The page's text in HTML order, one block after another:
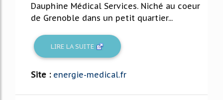
Dauphine Médical Services. Niché au coeur
de Grenoble dans un petit quartier...
LIRE LA SUITE
Site : energie-medical.fr